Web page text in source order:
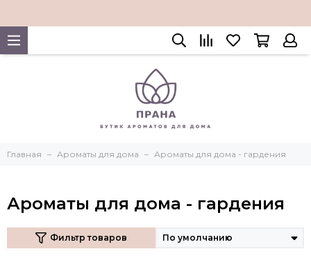
Главная Ароматы для дома Ароматы для дома - гардения
Ароматы для дома - гардения
Фильтр товаров